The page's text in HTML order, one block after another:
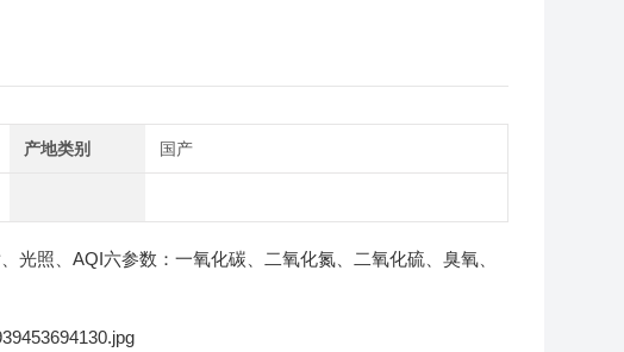
产地类别 国产
光照、AQI六参数：一氧化碳、二氧化氮、二氧化硫、臭氧、